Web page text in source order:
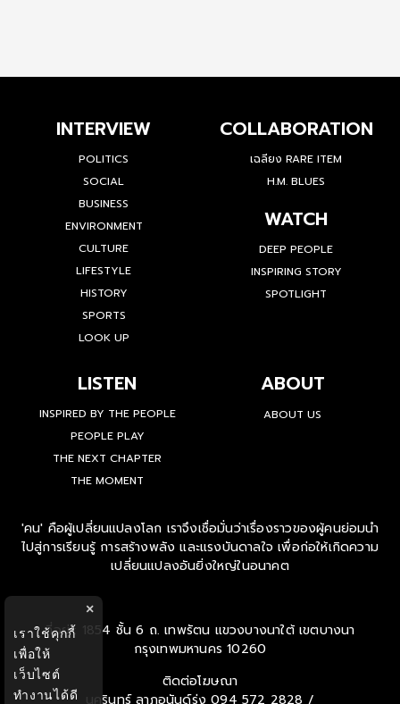
INTERVIEW
POLITICS
SOCIAL
BUSINESS
ENVIRONMENT
CULTURE
LIFESTYLE
HISTORY
SPORTS
LOOK UP
COLLABORATION
เฉลียง RARE ITEM
H.M. BLUES
WATCH
DEEP PEOPLE
INSPIRING STORY
SPOTLIGHT
LISTEN
INSPIRED BY THE PEOPLE
PEOPLE PLAY
THE NEXT CHAPTER
THE MOMENT
ABOUT
ABOUT US
'คน' คือผู้เปลี่ยนแปลงโลก เราจึงเชื่อมั่นว่าเรื่องราวของผู้คนย่อมนำ
ไปสู่การเรียนรู้ การสร้างพลัง และแรงบันดาลใจ เพื่อก่อให้เกิดความ
เปลี่ยนแปลงอันยิ่งใหญ่ในอนาคต
ที่อยู่ : 1854 ชั้น 6 ถ. เทพรัตน แขวงบางนาใต้ เขตบางนา
กรุงเทพมหานคร 10260
ติดต่อโฆษณา
นครินทร์ ลาภอนันด์รุ่ง 094 572 2828 /
×
เราใช้คุกกี้
เพื่อให้
เว็บไซต์
ทำงานได้ดี